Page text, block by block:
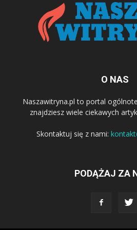
O NAS
Naszawitryna.pl to portal
znajdziesz wiele ciekawych
Skontaktuj się z nami:
PODĄŻAJ ZA